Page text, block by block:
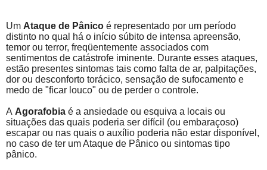
Um Ataque de Pânico é representado por um período
distinto no qual há o início súbito de intensa apreensão,
temor ou terror, freqüentemente associados com
sentimentos de catástrofe iminente. Durante esses ataques,
estão presentes sintomas tais como falta de ar, palpitações,
dor ou desconforto torácico, sensação de sufocamento e
medo de "ficar louco" ou de perder o controle.
A Agorafobia é a ansiedade ou esquiva a locais ou
situações das quais poderia ser difícil (ou embaraçoso)
escapar ou nas quais o auxílio poderia não estar disponível,
no caso de ter um Ataque de Pânico ou sintomas tipo
pânico.